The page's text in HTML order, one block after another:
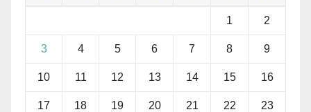
1 2
3 4 5 6 7 8 9
10 11 12 13 14 15 16
17 18 19 20 21 22 23